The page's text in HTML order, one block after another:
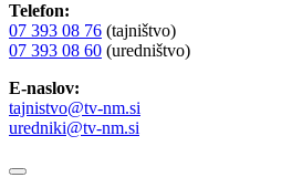
Telefon:
07 393 08 76 (tajništvo)
07 393 08 60 (uredništvo)
E-naslov:
tajnistvo@tv-nm.si
uredniki@tv-nm.si